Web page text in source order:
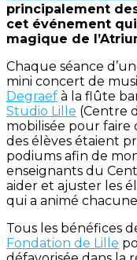
principalement
cet événement
magique de
Chaque séance
mini concert de
Degraef à la flûte
Studio Lille (Centre
mobilisée pour faire
des élèves étaient
podiums afin de
enseignants du
aider et ajuster les
qui a animé
Tous les bénéfices
Fondation de Lille